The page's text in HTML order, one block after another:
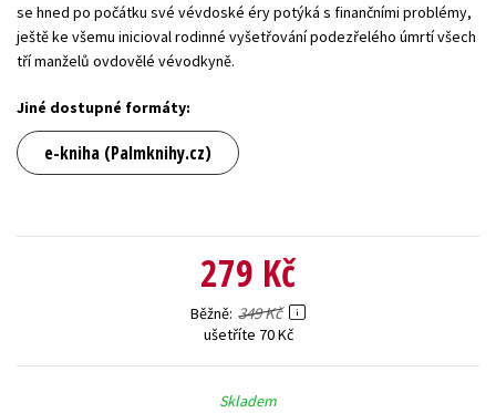
se hned po počátku své vévdoské éry potýká s finančními problémy,
ještě ke všemu inicioval rodinné vyšetřování podezřelého úmrtí všech
tří manželů ovdovělé vévodkyně.
Jiné dostupné formáty:
e-kniha (Palmknihy.cz)
279 Kč
Běžně 349 Kč
ušetříte 70 Kč
Skladem